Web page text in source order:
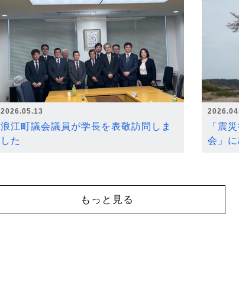
2026.05.13
浪江町議会議員が学長を表敬訪問しま
した
「震
会」
もっと見る